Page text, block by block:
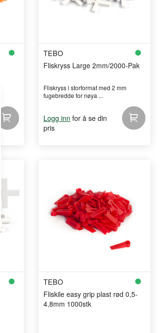
TEBO
Fliskryss Large 2mm/2000-Pak
Fliskryss i storformat med 2 mm
fugebredde for nøya ...
Logg inn for å se din
pris
TEBO
Fliskile easy grip plast rød 0,5-
4,8mm 1000stk